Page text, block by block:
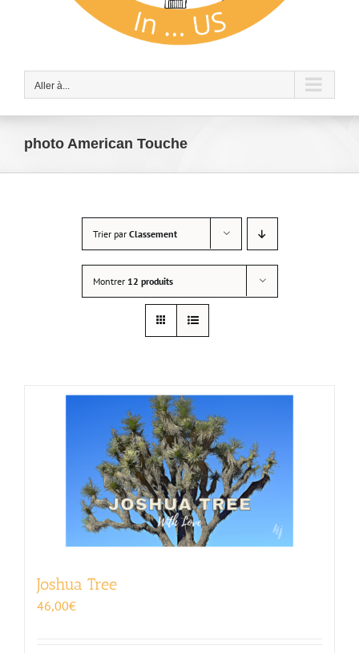
Aller à...
photo American Touche
Trier par Classement
Montrer 12 produits
Joshua Tree
46,00€